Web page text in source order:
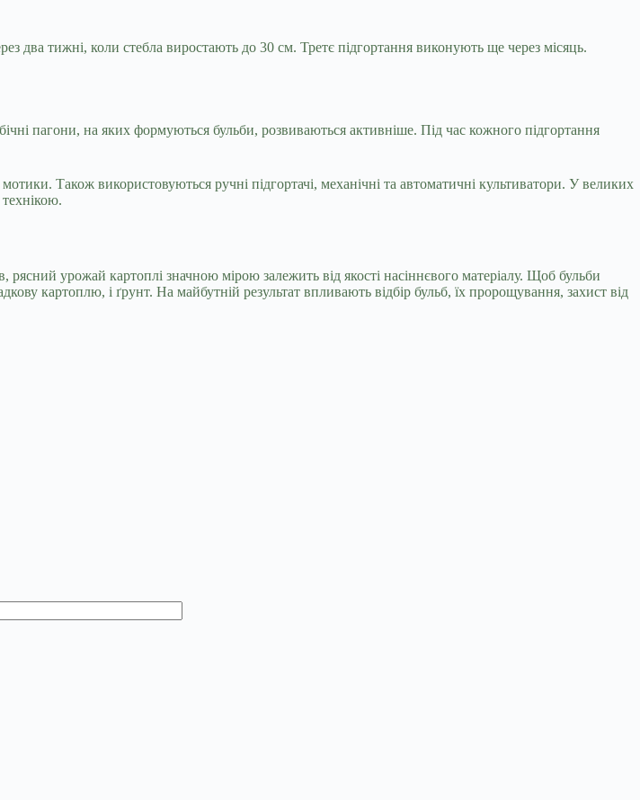
тижні, коли стебла виростають до 30 см. Третє підгортання виконують ще через місяць.
пагони, на яких формуються бульби, розвиваються активніше. Під час кожного підгортання
Також використовуються ручні підгортачі, механічні та автоматичні культиватори. У великих
урожай картоплі значною мірою залежить від якості насіннєвого матеріалу. Щоб бульби
картоплю, і ґрунт. На майбутній результат впливають відбір бульб, їх пророщування, захист від